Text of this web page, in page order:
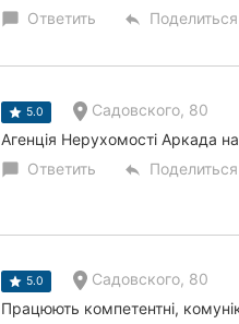
chat_bubble Ответить reply Поделиться
5.0 Садовского, 80
Агенція Нерухомості Аркада
chat_bubble Ответить reply Поделиться
5.0 Садовского, 80
Працюють компетентні,